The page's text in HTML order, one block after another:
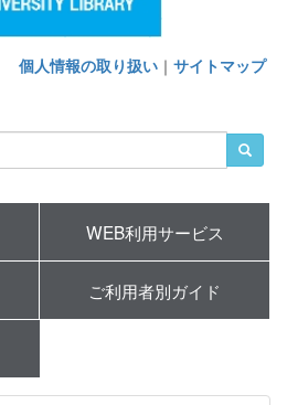
個人情報の取り扱い ｜ サイトマップ
WEB利用サービス
ご利用者別ガイド